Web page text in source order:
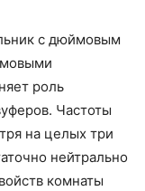
с дюймовым
роль
Частоты
на целых три
нейтрально
комнаты